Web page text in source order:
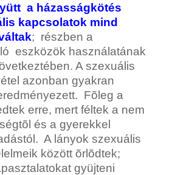
a házasságkötés
kapcsolatok mind
; részben a
eszközök használatának
A szexuális
azonban gyakran
Fõleg a
erre, mert féltek a nem
és a gyerekkel
A lányok szexuális
között õrlõdtek;
gyüjteni